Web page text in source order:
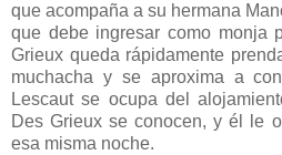
que acompaña a su hermana
que debe ingresar como monja
Grieux queda rápidamente
muchacha y se aproxima a
Lescaut se ocupa del
Des Grieux se conocen, y él le
esa misma noche.